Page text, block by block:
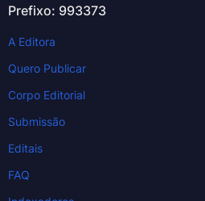
Prefixo: 993373
A Editora
Quero Publicar
Corpo Editorial
Submissão
Editais
FAQ